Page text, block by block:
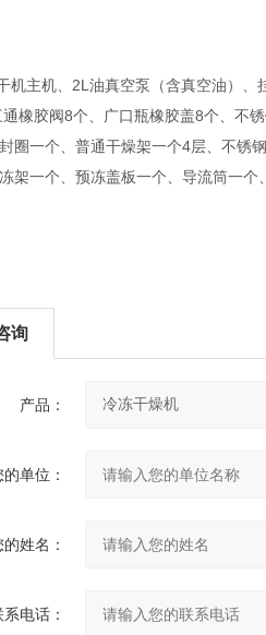
机主机、2L油真空泵（含真空油）、
8个、广口瓶橡胶盖8个、不锈钢
、普通干燥架一个4层、不锈钢样
、预冻盖板一个、导流筒一个、
询
产品：
的单位：
的姓名：
系电话：